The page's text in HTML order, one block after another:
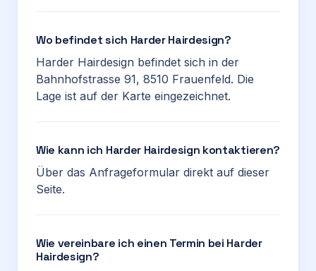
Wo befindet sich Harder Hairdesign?
Harder Hairdesign befindet sich in der
Bahnhofstrasse 91, 8510 Frauenfeld. Die
Lage ist auf der Karte eingezeichnet.
Wie kann ich Harder Hairdesign kontaktieren?
Über das Anfrageformular direkt auf dieser
Seite.
Wie vereinbare ich einen Termin bei Harder
Hairdesign?